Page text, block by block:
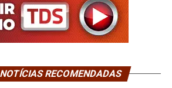
RECOMENDADAS